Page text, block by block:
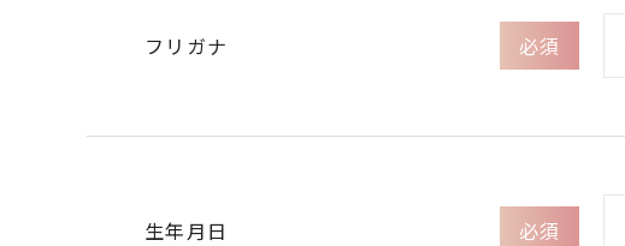
フリガナ 必須
生年月日 必須